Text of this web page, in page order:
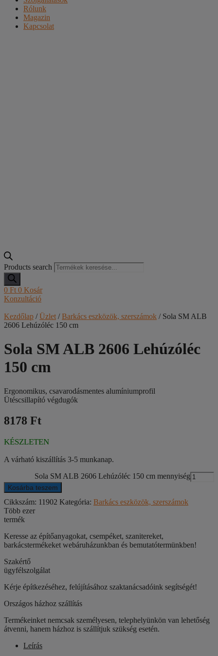
Rólunk
Magazin
Kapcsolat
Products search
0 Ft 0 Kosár
Konzultáció
Kezdőlap /Üzlet /Barkács eszközök, szerszámok / Sola SM ALB
2606 Lehúzóléc 150 cm
Sola SM ALB 2606 Lehúzóléc
150 cm
Ergonomikus, csavarodásmentes alumíniumprofil
Ütéscsillapító végdugók
8178 Ft
KÉSZLETEN
A várható kiszállítás 3-5 munkanap.
Sola SM ALB 2606 Lehúzóléc 150 cm mennyiség
Kosárba teszem
Cikkszám: 11902 Kategória: Barkács eszközök, szerszámok
Több ezer
termék
Keresse az építőanyagokat, csempéket, szanitereket,
barkácstermékeket webáruházunkban és bemutatótermünkben!
Szakértő
ügyfélszolgálat
Kérje építkezéséhez, felújításához szaktanácsadóink segítségét!
Országos házhoz szállítás
Termékeinket nemcsak személyesen, telephelyünkön van lehetőség
átvenni, hanem házhoz is szállítjuk szükség esetén.
Leírás